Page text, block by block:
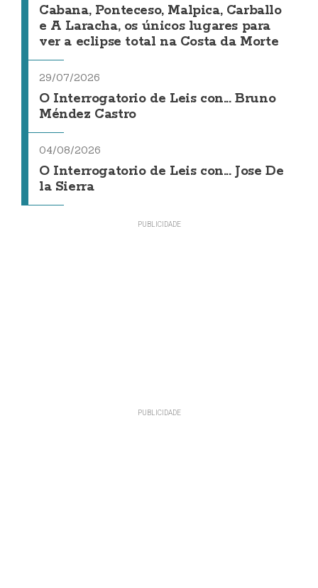
Cabana, Ponteceso, Malpica, Carballo
e A Laracha, os únicos lugares para
ver a eclipse total na Costa da Morte
29/07/2026
O Interrogatorio de Leis con... Bruno
Méndez Castro
04/08/2026
O Interrogatorio de Leis con... Jose De
la Sierra